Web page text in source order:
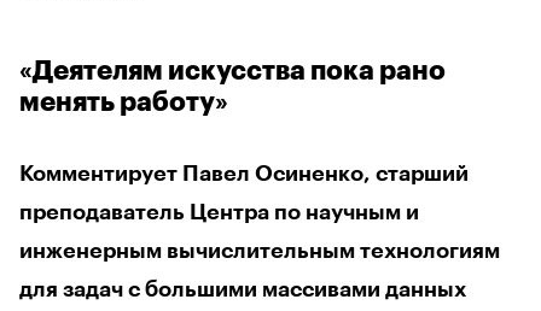
«Деятелям искусства пока рано
менять работу»
Комментирует Павел Осиненко, старший
преподаватель Центра по научным и
инженерным вычислительным технологиям
для задач с большими массивами данных